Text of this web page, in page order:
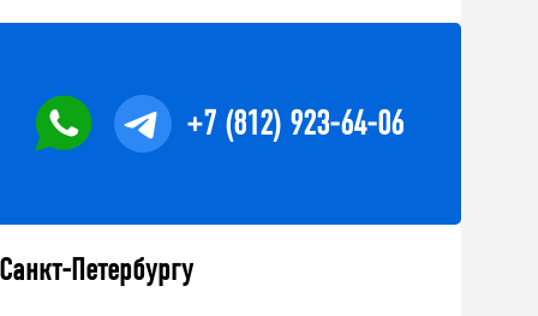
+7 (812) 923-64-06
Петербургу